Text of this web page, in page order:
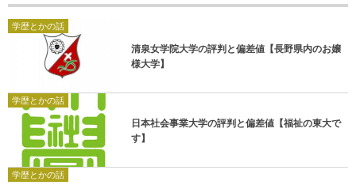
学歴とかの話
清泉女学院大学の評判と偏差値【長野県内のお嬢
様大学】
学歴とかの話
日本社会事業大学の評判と偏差値【福祉の東大で
す】
学歴とかの話